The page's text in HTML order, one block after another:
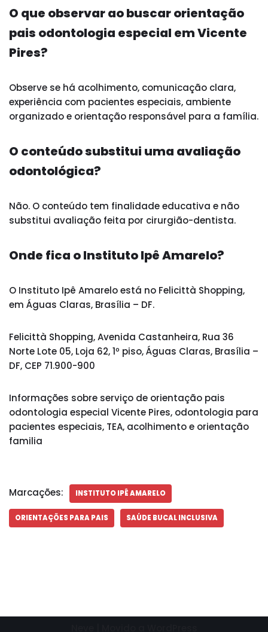
O que observar ao buscar orientação
pais odontologia especial em Vicente
Pires?
Observe se há acolhimento, comunicação clara,
experiência com pacientes especiais, ambiente
organizado e orientação responsável para a família.
O conteúdo substitui uma avaliação
odontológica?
Não. O conteúdo tem finalidade educativa e não
substitui avaliação feita por cirurgião-dentista.
Onde fica o Instituto Ipê Amarelo?
O Instituto Ipê Amarelo está no Felicittà Shopping,
em Águas Claras, Brasília – DF.
Felicittà Shopping, Avenida Castanheira, Rua 36
Norte Lote 05, Loja 62, 1º piso, Águas Claras, Brasília –
DF, CEP 71.900-900
Informações sobre serviço de orientação pais
odontologia especial Vicente Pires, odontologia para
pacientes especiais, TEA, acolhimento e orientação
familia
Marcações: INSTITUTO IPÊ AMARELO
ORIENTAÇÕES PARA PAIS SAÚDE BUCAL INCLUSIVA